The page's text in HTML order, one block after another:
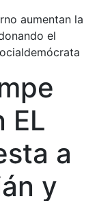
aumentan la
el
EL
a
y